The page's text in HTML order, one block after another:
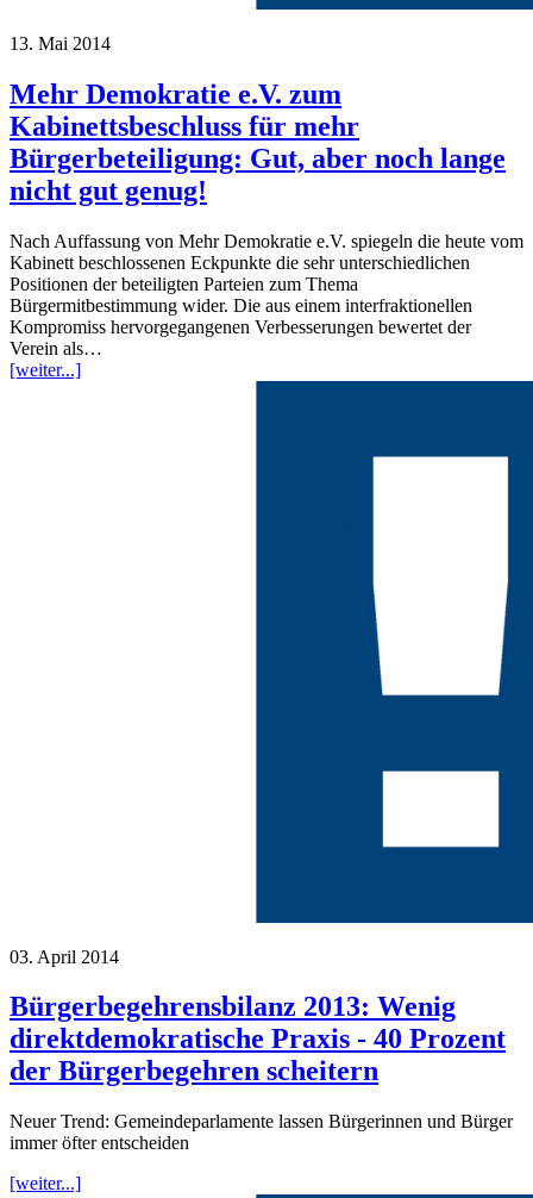
13. Mai 2014
Mehr Demokratie e.V. zum
Kabinettsbeschluss für mehr
Bürgerbeteiligung: Gut, aber noch lange
nicht gut genug!
Nach Auffassung von Mehr Demokratie e.V. spiegeln die heute vom
Kabinett beschlossenen Eckpunkte die sehr unterschiedlichen
Positionen der beteiligten Parteien zum Thema
Bürgermitbestimmung wider. Die aus einem interfraktionellen
Kompromiss hervorgegangenen Verbesserungen bewertet der
Verein als…
[weiter...]
03. April 2014
Bürgerbegehrensbilanz 2013: Wenig
direktdemokratische Praxis - 40 Prozent
der Bürgerbegehren scheitern
Neuer Trend: Gemeindeparlamente lassen Bürgerinnen und Bürger
immer öfter entscheiden
[weiter...]